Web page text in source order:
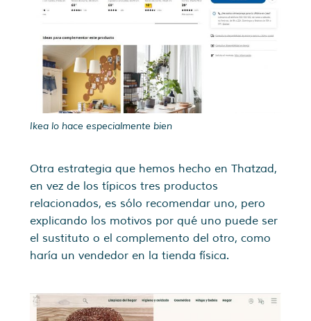
Ikea lo hace especialmente bien
Otra estrategia que hemos hecho en Thatzad,
en vez de los típicos tres productos
relacionados, es sólo recomendar uno, pero
explicando los motivos por qué uno puede ser
el sustituto o el complemento del otro, como
haría un vendedor en la tienda física.